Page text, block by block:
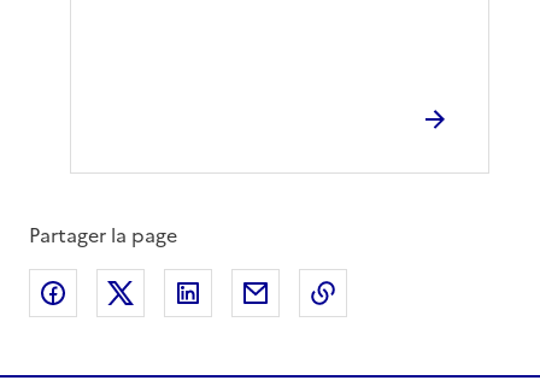
Partager la page
Partager sur Facebook
Partager sur XPartager sur LinkedIn
Partager par email